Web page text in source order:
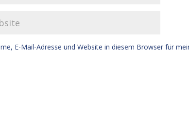
E-Mail-Adresse und Website in diesem Browser für